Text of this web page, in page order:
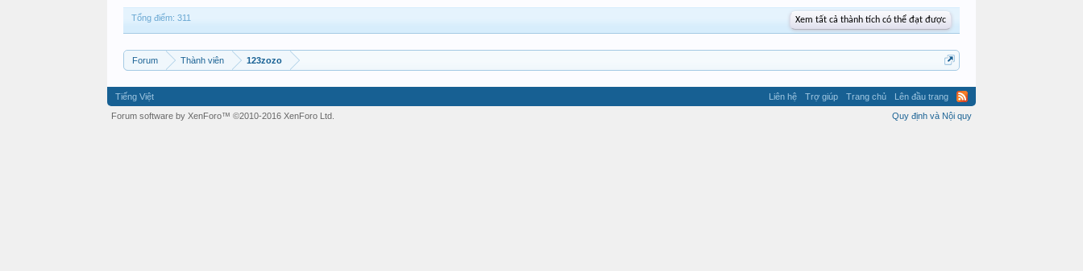
Tổng điểm: 311 Xem tất cả thành tích có thể đạt được
Forum Thành viên 123zozo
Tiếng Việt Liên hệ Trợ giúp Trang chủ
Lên đầu trang
Quy định và Nội quy
Forum software by XenForo™ ©2010-2016 XenForo Ltd.